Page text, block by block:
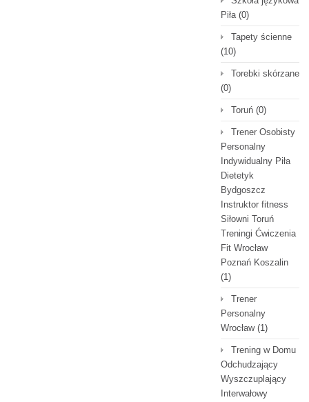
Piła(0)
Tapety ścienne
(10)
Torebki skórzane
(0)
Toruń (0)
Trener Osobisty
Personalny
Indywidualny Piła
Dietetyk
Bydgoszcz
Instruktor fitness
Siłowni Toruń
Treningi Ćwiczenia
Fit Wrocław
Poznań Koszalin
(1)
Trener
Personalny
Wrocław(1)
Trening w Domu
Odchudzający
Wyszczuplający
Interwałowy